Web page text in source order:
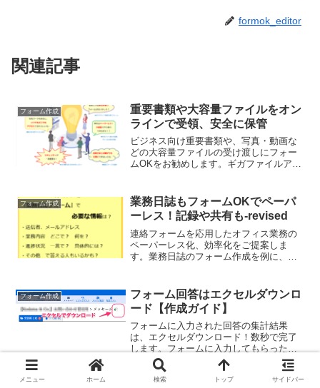
formok_editor
関連記事
フォーム作成
重要書類や大容量ファイルをオン
ラインで受領、安全に保管
ビジネス向け重要書類や、写真・動画な
どの大容量ファイルの受け渡しにフォー
ムOKをお勧めします。ギガファイルアッ
99.999999999%の堅牢性で、安心安全か
つペーパーレスに業務の効率化をしてい
きましょう！
フォーム作成
業務日誌もフォームOKでペーパ
ーレス！記録や共有も-revised
連絡フォームを応用したオフィス業務の
ペーパーレス化、効率化をご提案しま
す。業務日誌のフォーム作成を例に、フ
のメリットを多業種での経験を持つライ
ターがご説明します。
フォーム作成
フォーム回答はエクセルダウンロ
ード【作成ガイド】
フォームに入力された回答の集計結果
は、エクセルダウンロード！数秒で完了
します。フォームに入力してもらった集
計結果、この処理が一苦労です。
#FormOK では、寄せられたメッセージ
を、まとめてダウンロードができます。
メニュー ホーム 検索 トップ サイドバー